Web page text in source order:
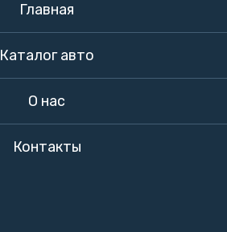
Главная
Каталог авто
О нас
Контакты